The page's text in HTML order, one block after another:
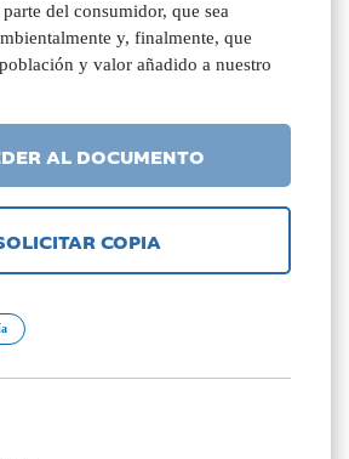
del consumidor, que sea
y, finalmente, que
y valor añadido a nuestro
AL DOCUMENTO
COPIA